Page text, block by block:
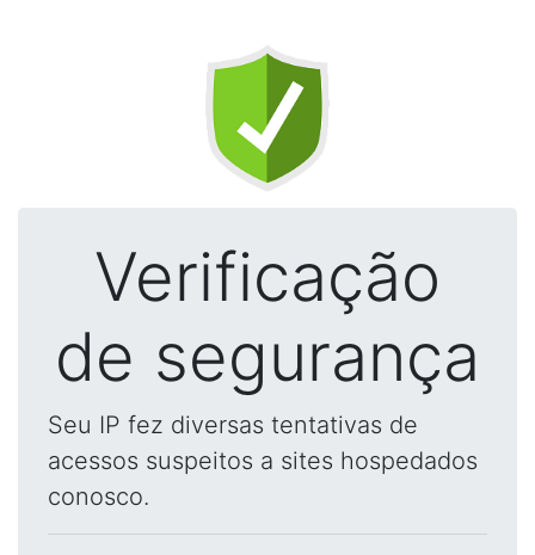
Verificação
de segurança
Seu IP fez diversas tentativas de
acessos suspeitos a sites hospedados
conosco.